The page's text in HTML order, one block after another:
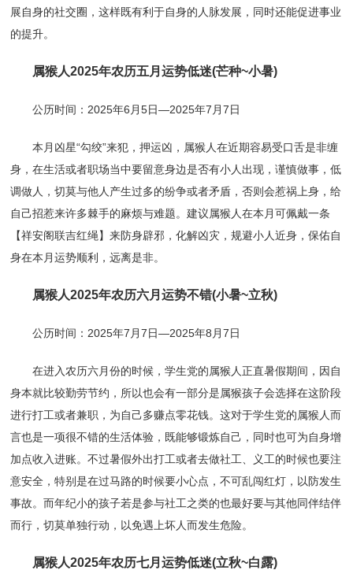
展自身的社交圈，这样既有利于自身的人脉发展，同时还能促进事业
的提升。
属猴人2025年农历五月运势低迷(芒种~小暑)
公历时间：2025年6月5日—2025年7月7日
本月凶星“勾绞”来犯，押运凶，属猴人在近期容易受口舌是非缠
身，在生活或者职场当中要留意身边是否有小人出现，谨慎做事，低
调做人，切莫与他人产生过多的纷争或者矛盾，否则会惹祸上身，给
自己招惹来许多棘手的麻烦与难题。建议属猴人在本月可佩戴一条
【祥安阁联吉红绳】来防身辟邪，化解凶灾，规避小人近身，保佑自
身在本月运势顺利，远离是非。
属猴人2025年农历六月运势不错(小暑~立秋)
公历时间：2025年7月7日—2025年8月7日
在进入农历六月份的时候，学生党的属猴人正直暑假期间，因自
身本就比较勤劳节约，所以也会有一部分是属猴孩子会选择在这阶段
进行打工或者兼职，为自己多赚点零花钱。这对于学生党的属猴人而
言也是一项很不错的生活体验，既能够锻炼自己，同时也可为自身增
加点收入进账。不过暑假外出打工或者去做社工、义工的时候也要注
意安全，特别是在过马路的时候要小心点，不可乱闯红灯，以防发生
事故。而年纪小的孩子若是参与社工之类的也最好要与其他同伴结伴
而行，切莫单独行动，以免遇上坏人而发生危险。
属猴人2025年农历七月运势低迷(立秋~白露)